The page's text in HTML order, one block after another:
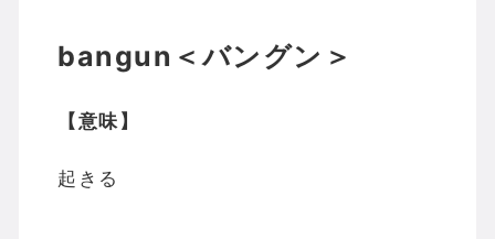
bangun＜バングン＞
【意味】
起きる